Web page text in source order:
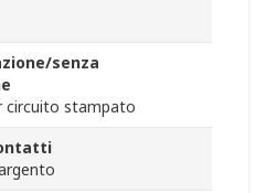
senza
circuito stampato